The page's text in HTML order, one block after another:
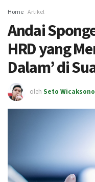
Home Artikel
Andai
HRD yang
Dalam’ di
oleh Seto Wicaksono